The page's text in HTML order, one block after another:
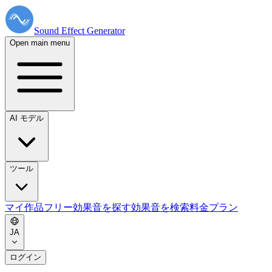
Sound Effect Generator
Open main menu
AI モデル
ツール
マイ作品フリー効果音を探す効果音を検索料金プラン
JA
ログイン